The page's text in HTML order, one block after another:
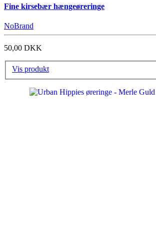
Fine kirsebær hængeøreringe
NoBrand
50,00 DKK
Vis produkt